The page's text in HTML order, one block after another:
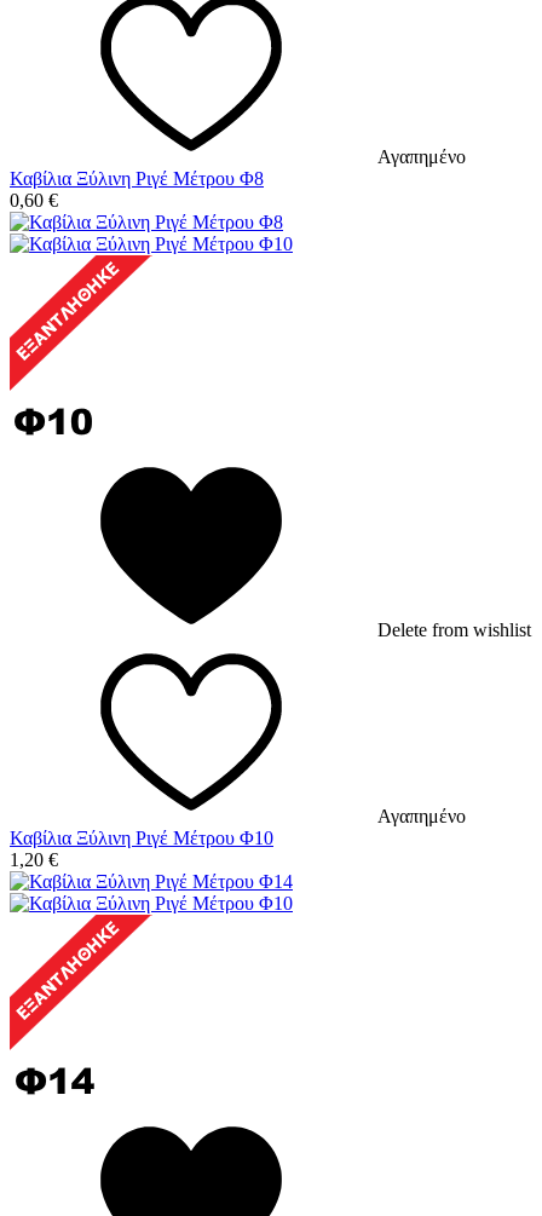
Αγαπημένο
Καβίλια Ξύλινη Ριγέ Μέτρου Φ8
0,60 €
Delete from wishlist
Αγαπημένο
Καβίλια Ξύλινη Ριγέ Μέτρου Φ10
1,20 €